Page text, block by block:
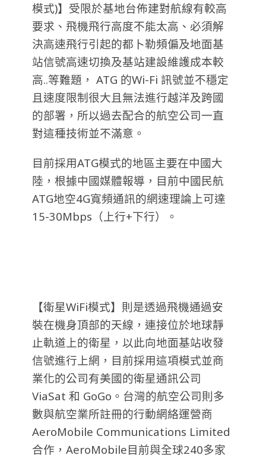
模式)】受限於基地台佈建對航線有較高
要求、飛機飛行高度不能太高、必須解
決高速飛行引起的都卜勒頻偏及地面基
站信號高速切換及基站建設維護成本較
高..等難題， ATG 的Wi-Fi 訊號並不穩定
且速度限制很大且無法進行越洋及跨國
的部署，所以過去配合的航空公司一直
對這種技術並不滿意。
目前採用ATG模式的地區主要在中國大
陸，根據中國媒體報導，目前中國民航
ATG地空4G寬頻通訊的網速理論上可達
15-30Mbps（上行+下行）。
【衛星WiFi模式】則是透過飛機通過安
裝在機身頂部的天線，連接位於地球靜
止軌道上的衛星，以此向地面基站收發
信號進行上網，目前採用這項模式並商
業化的公司有美國的衛星通訊公司
ViaSat 和 GoGo。台灣的航空公司則多
數與航空業所註冊的行動網絡運營商
AeroMobile Communications Limited
合作，AeroMobile目前與全球240多家